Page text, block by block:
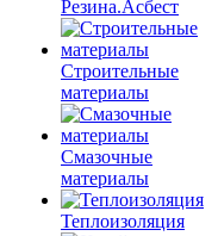
Резина.Асбест
Строительные
материалы
Смазочные
материалы
Теплоизоляция